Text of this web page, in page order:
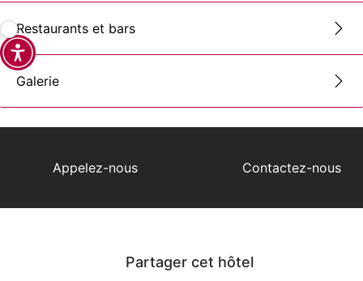
Restaurants et bars
Galerie
Appelez-nous Contactez-nous
Partager cet hôtel